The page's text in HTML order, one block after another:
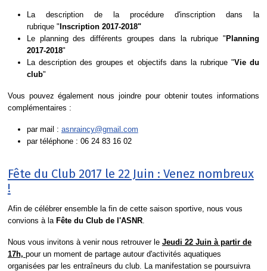
La description de la procédure d'inscription dans la
rubrique " Inscription 2017-2018"
Le planning des différents groupes dans la rubrique " Planning
2017-2018"
La description des groupes et objectifs dans la rubrique "Vie du
club"
Vous pouvez également nous joindre pour obtenir toutes informations
complémentaires :
par mail : asnraincy@gmail.com
par téléphone : 06 24 83 16 02
Fête du Club 2017 le 22 Juin : Venez nombreux
!
Afin de célébrer ensemble la fin de cette saison sportive, nous vous
convions à la Fête du Club de l'ASNR.
Nous vous invitons à venir nous retrouver le Jeudi 22 Juin à partir de
17h, pour un moment de partage autour d'activités aquatiques
organisées par les entraîneurs du club. La manifestation se poursuivra